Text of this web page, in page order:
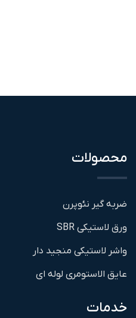
محصولات
ضربه گیر نئوپرن
ورق لاستیکی SBR
واشر لاستیکی منجید دار
عایق الاستومری لوله ای
خدمات